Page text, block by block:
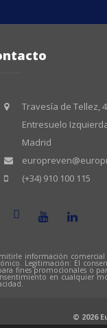
Travesía de Tellez,
Entresuelo
Madrid
(+34) 910 100 115
información
Legitimación: El
fines promocionales o
en cualquier
© 2026